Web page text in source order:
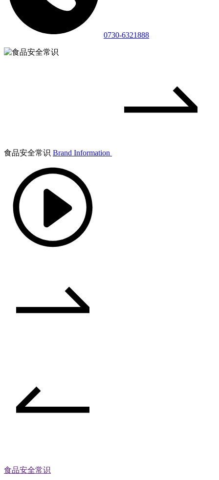
0730-6321888
食品安全常识 Brand Information
食品安全常识